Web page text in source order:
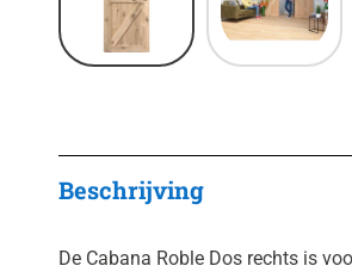
Beschrijving
De Cabana Roble Dos rechts is